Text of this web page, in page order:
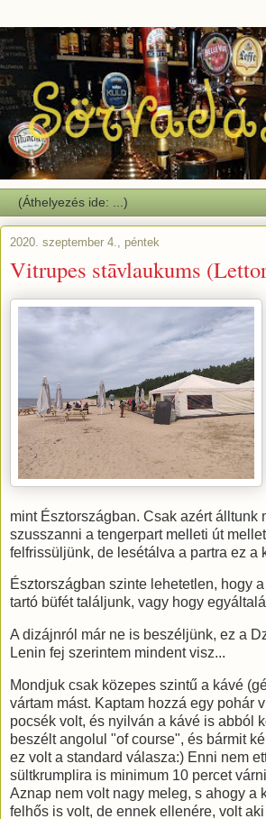
2020. szeptember 4., péntek
Vitrupes stāvlaukums
mint Észtországban. Csak azért álltunk
szusszanni a tengerpart melleti út
felfrissüljünk, de lesétálva a partra ez a
Észtországban szinte lehetetlen, hogy
tartó büfét találjunk, vagy hogy
A dizájnról már ne is beszéljünk, ez a
Lenin fej szerintem mindent visz...
Mondjuk csak közepes szintű a kávé
vártam mást. Kaptam hozzá egy pohár
pocsék volt, és nyilván a kávé is abból
beszélt angolul "of course", és bármit
ez volt a standard válasza:) Enni nem
sültkrumplira is minimum 10 percet
Aznap nem volt nagy meleg, s ahogy a
felhős is volt, de ennek ellenére, volt aki